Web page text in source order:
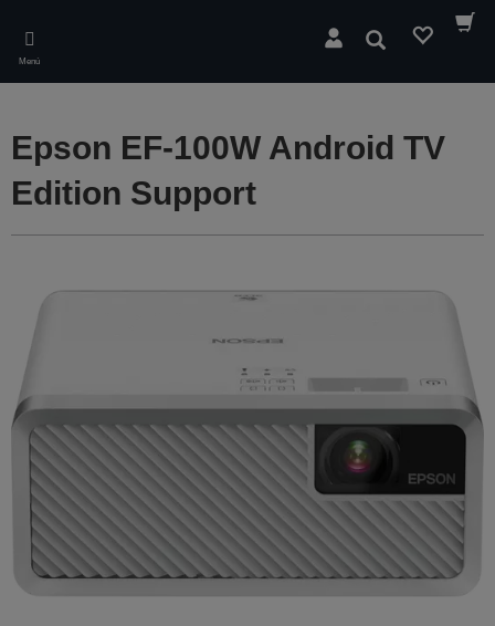
main
content
Menú
Buscar
Epson EF-100W Android TV
Edition Support